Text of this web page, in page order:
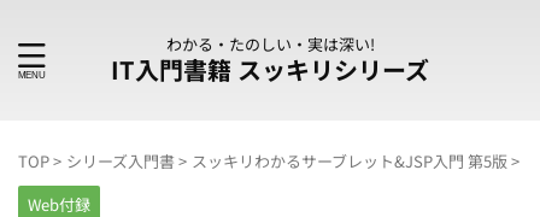
わかる・たのしい・実は深い!
IT入門書籍 スッキリシリーズ
TOP> シリーズ入門書> スッキリわかるサーブレット&JSP入門 第5版 >
Web付録